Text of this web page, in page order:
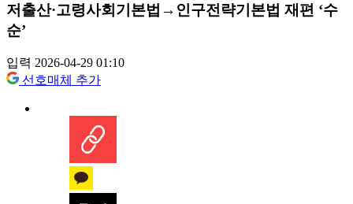
저출산·고령사회기본법→인구전략기본법 재편 ‘수
순’
입력 2026-04-29 01:10
선호매체 추가